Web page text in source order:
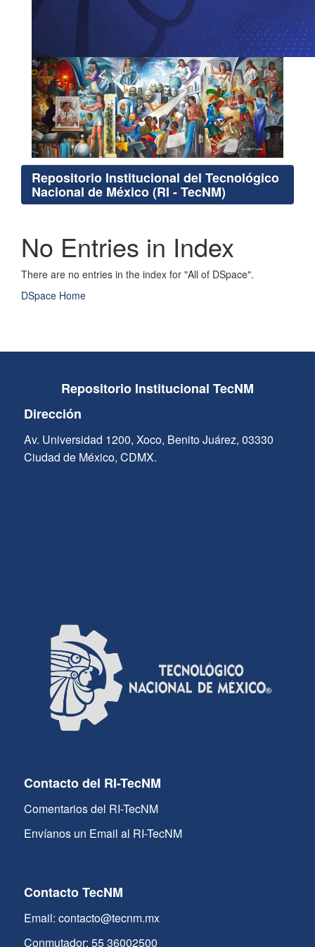
Repositorio Institucional del Tecnológico
Nacional de México (RI - TecNM)
No Entries in Index
There are no entries in the index for "All of DSpace".
DSpace Home
Repositorio Institucional TecNM
Dirección
Av. Universidad 1200, Xoco, Benito Juárez, 03330
Ciudad de México, CDMX.
Contacto del RI-TecNM
Comentarios del RI-TecNM
Envíanos un Email al RI-TecNM
Contacto TecNM
Email: contacto@tecnm.mx
Conmutador: 55 36002500